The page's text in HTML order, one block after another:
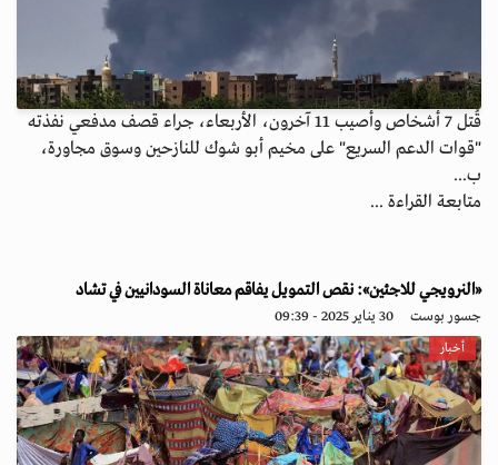
قُتل 7 أشخاص وأصيب 11 آخرون، الأربعاء، جراء قصف مدفعي نفذته
"قوات الدعم السريع" على مخيم أبو شوك للنازحين وسوق مجاورة،
ب...
متابعة القراءة ...
«النرويجي للاجئين»: نقص التمويل يفاقم معاناة السودانيين في تشاد
جسور بوست 30 يناير 2025 - 09:39
أخبار